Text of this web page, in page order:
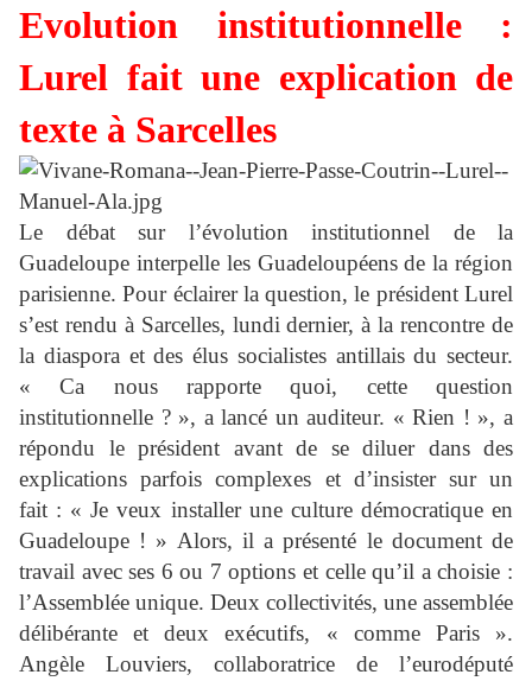
Evolution institutionnelle :
Lurel fait une explication de
texte à Sarcelles
Le débat sur l’évolution institutionnel de la
Guadeloupe interpelle les Guadeloupéens de la région
parisienne. Pour éclairer la question, le président Lurel
s’est rendu à Sarcelles, lundi dernier, à la rencontre de
la diaspora et des élus socialistes antillais du secteur.
« Ca nous rapporte quoi, cette question
institutionnelle ? », a lancé un auditeur. « Rien ! », a
répondu le président avant de se diluer dans des
explications parfois complexes et d’insister sur un
fait : « Je veux installer une culture démocratique en
Guadeloupe ! » Alors, il a présenté le document de
travail avec ses 6 ou 7 options et celle qu’il a choisie :
l’Assemblée unique. Deux collectivités, une assemblée
délibérante et deux exécutifs, « comme Paris ».
Angèle Louviers, collaboratrice de l’eurodéputé